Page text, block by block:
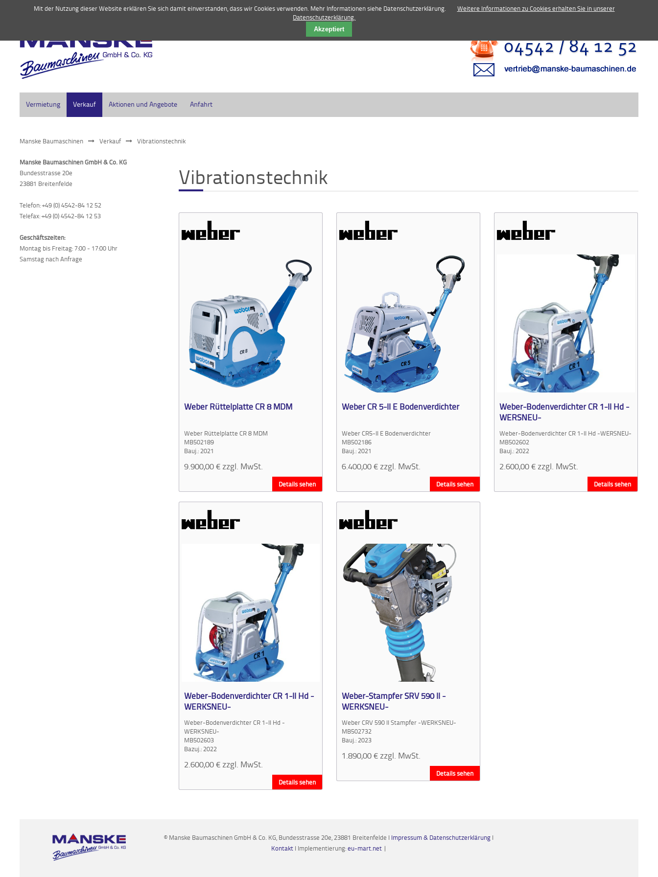
04542 84 12 52 | vertrieb@manske-baumaschinen.de
Vermietung Verkauf Aktionen und Angebote Anfahrt
Manske Baumaschinen Verkauf Vibrationstechnik
Vibrationstechnik
Weber Rüttelplatte CR 8 MDM
Weber Rüttelplatte CR 8 MDM
MB502189
Bauj.: 2021
9.900,00€ zzgl. MwSt.
Details sehen
Weber CR 5-II E Bodenverdichter
Weber CR5-II E Bodenverdichter
MB502186
Bauj.: 2021
6.400,00€ zzgl. MwSt.
Details sehen
Weber-Bodenverdichter CR 1-II Hd -
WERSNEU-
Weber-Bodenverdichter CR 1-II Hd -WERSNEU-
MB502602
Bauj.: 2022
2.600,00€ zzgl. MwSt.
Details sehen
Weber-Bodenverdichter CR 1-II Hd -
WERKSNEU-
Weber-Bodenverdichter CR 1-II Hd -
WERKSNEU-
MB502603
Bazuj.: 2022
2.600,00€ zzgl. MwSt.
Details sehen
Weber-Stampfer SRV 590 II -
WERKSNEU-
Weber CRV 590 II Stampfer -WERKSNEU-
MB502732
Bauj.: 2023
1.890,00€ zzgl. MwSt.
Details sehen
Manske Baumaschinen GmbH & Co. KG
Bundesstrasse 20e
23881 Breitenfelde
Telefon: +49 (0) 4542-84 12 52
Telefax: +49 (0) 4542-84 12 53
Geschäftszeiten:
Montag bis Freitag: 7:00 - 17:00 Uhr
Samstag nach Anfrage
© Manske Baumaschinen GmbH & Co. KG, Bundesstrasse 20e, 23881 Breitenfelde I Impressum & Datenschutzerklärung I
Kontakt I Implementierung:eu-mart.net|
Mit der Nutzung dieser Website erklären Sie sich damit einverstanden, dass wir Cookies verwenden. Mehr Informationen siehe Datenschutzerklärung.
Weitere Informationen zu Cookies erhalten Sie in unserer
Datenschutzerklärung.
Akzeptiert